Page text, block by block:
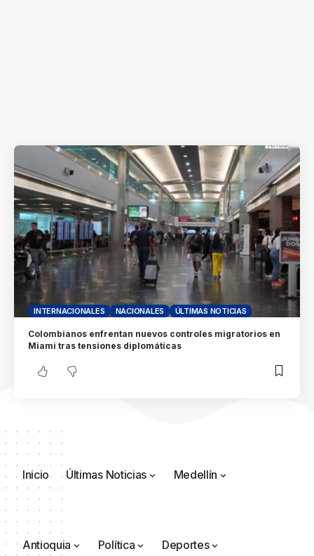
INTERNACIONALES NACIONALES ÚLTIMAS NOTICIAS
Colombianos enfrentan nuevos controles migratorios en
Miami tras tensiones diplomáticas
Inicio Últimas Noticias Medellín
Antioquia Política Deportes